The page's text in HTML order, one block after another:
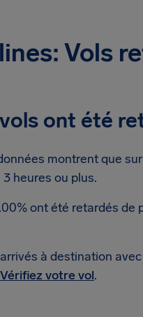
Vols
ont été
montrent que
heures ou plus.
ont été retardés de
à destination
Vérifiez votre vol.